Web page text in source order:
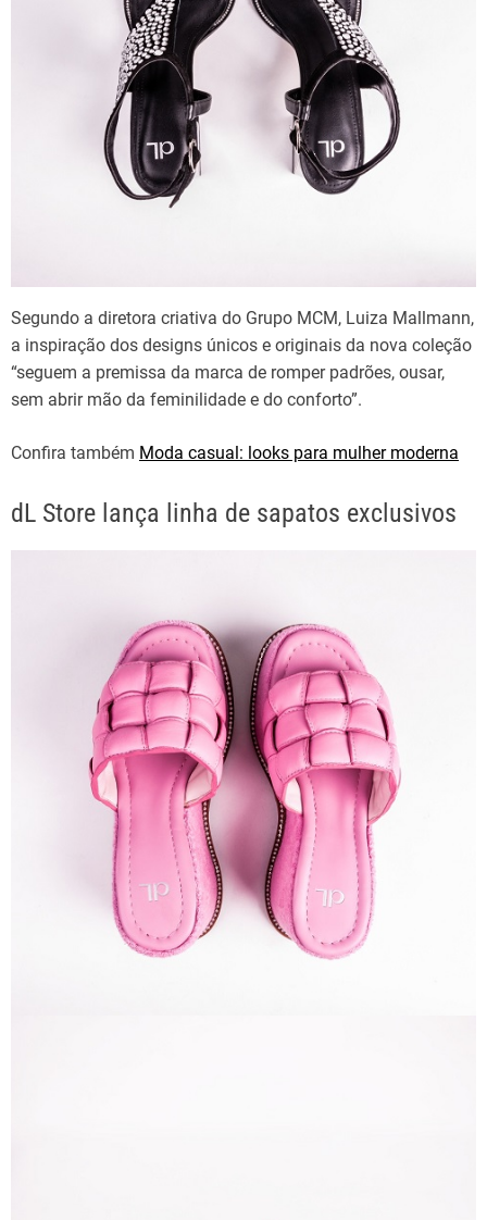
Segundo a diretora criativa do Grupo MCM, Luiza Mallmann,
a inspiração dos designs únicos e originais da nova coleção
“seguem a premissa da marca de romper padrões, ousar,
sem abrir mão da feminilidade e do conforto”.
Confira também Moda casual: looks para mulher moderna
dL Store lança linha de sapatos exclusivos